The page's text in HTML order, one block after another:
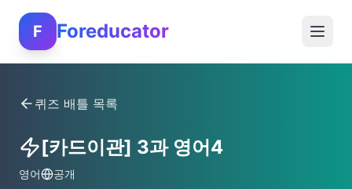
F Foreducator
퀴즈 배틀 목록
[카드이관] 3과 영어4
영어 공개